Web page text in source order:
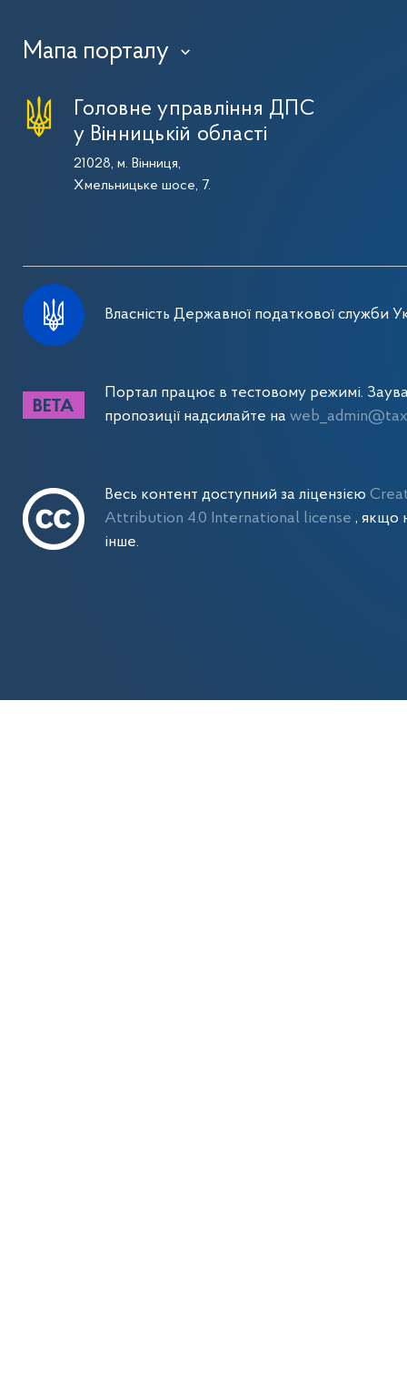
Мапа порталу ›
Головне управління ДПС
у Вінницькій області
21028, м. Вінниця,
Хмельницьке шосе, 7.
Власність Державної податкової служби
Портал працює в тестовому режимі.
пропозиції надсилайте на
Весь контент доступний за ліцензією
Attribution 4.0 International license , якщо
інше.